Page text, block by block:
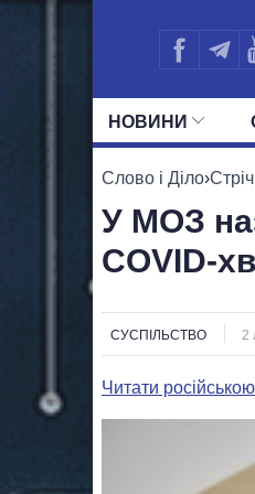
НОВИНИ
Слово і Діло›
У МОЗ
COVID-
СУСПІЛЬСТВО 2
Читати російською